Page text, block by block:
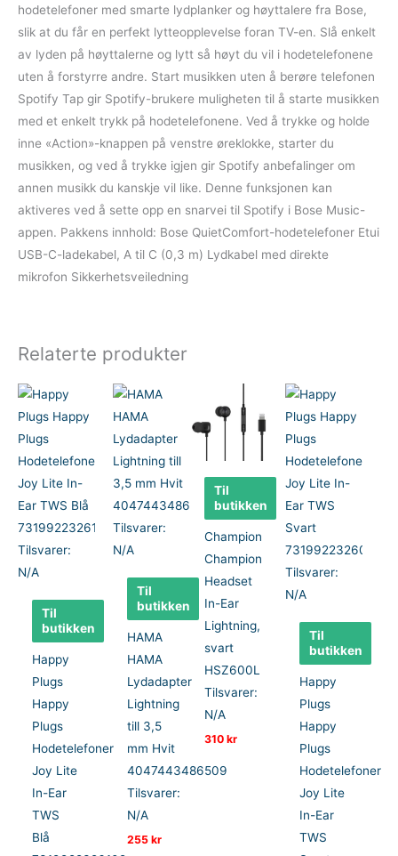
hodetelefoner med smarte lydplanker og høyttalere fra Bose,
slik at du får en perfekt lytteopplevelse foran TV-en. Slå enkelt
av lyden på høyttalerne og lytt så høyt du vil i hodetelefonene
uten å forstyrre andre. Start musikken uten å berøre telefonen
Spotify Tap gir Spotify-brukere muligheten til å starte musikken
med et enkelt trykk på hodetelefonene. Ved å trykke og holde
inne «Action»-knappen på venstre øreklokke, starter du
musikken, og ved å trykke igjen gir Spotify anbefalinger om
annen musikk du kanskje vil like. Denne funksjonen kan
aktiveres ved å sette opp en snarvei til Spotify i Bose Music-
appen. Pakkens innhold: Bose QuietComfort-hodetelefoner Etui
USB-C-ladekabel, A til C (0,3 m) Lydkabel med direkte
mikrofon Sikkerhetsveiledning
Relaterte produkter
Til
butikken
Happy
Plugs
Happy
Plugs
Hodetelefoner
Joy Lite
In-Ear
TWS
Blå
Til
butikken
HAMA
HAMA
Lydadapter
Lightning
till 3,5
mm Hvit
4047443486509
Tilsvarer:
N/A
255kr
Til
butikken
Champion
Champion
Headset
In-Ear
Lightning,
svart
HSZ600L
Tilsvarer:
N/A
310kr
Til
butikken
Happy
Plugs
Happy
Plugs
Hodetelefoner
Joy Lite
In-Ear
TWS